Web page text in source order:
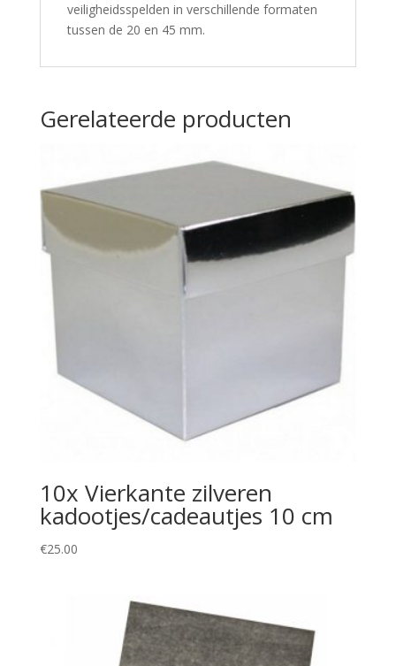
veiligheidsspelden in verschillende formaten
tussen de 20 en 45 mm.
Gerelateerde producten
10x Vierkante zilveren
kadootjes/cadeautjes 10 cm
€25.00